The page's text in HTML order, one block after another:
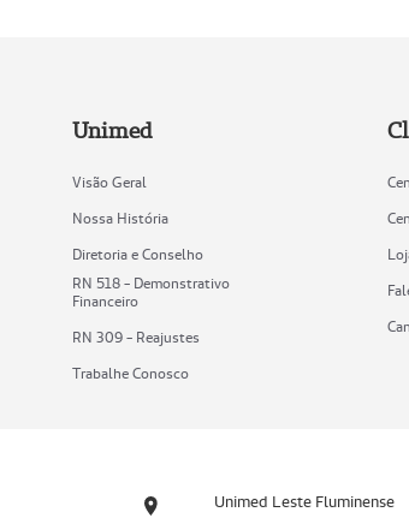
Unimed
Visão Geral
Nossa História
Diretoria e Conselho
RN 518 - Demonstrativo
Financeiro
RN 309 - Reajustes
Trabalhe Conosco
Unimed Leste Fluminense